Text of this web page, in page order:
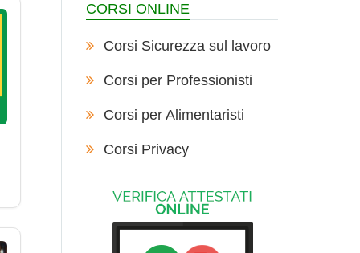
CORSI ONLINE
Corsi Sicurezza sul lavoro
Corsi per Professionisti
Corsi per Alimentaristi
Corsi Privacy